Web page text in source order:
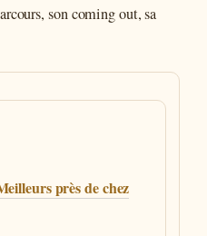
son coming out, sa
près de chez